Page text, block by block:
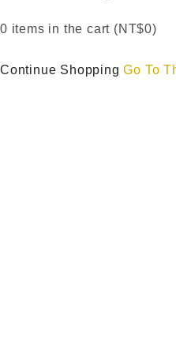
0 items in the cart (NT$0)
Continue Shopping Go To